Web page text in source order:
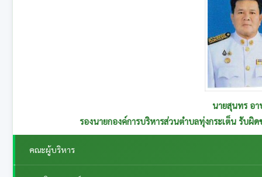
นางทองเจือ
รองนายกองค์การบริหารส่วนตำบลทุ่งกร
คณะผู้บริหาร